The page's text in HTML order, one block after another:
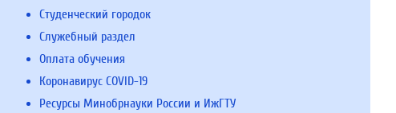
Студенческий городок
Служебный раздел
Оплата обучения
Коронавирус COVID-19
Ресурсы Минобрнауки России и ИжГТУ